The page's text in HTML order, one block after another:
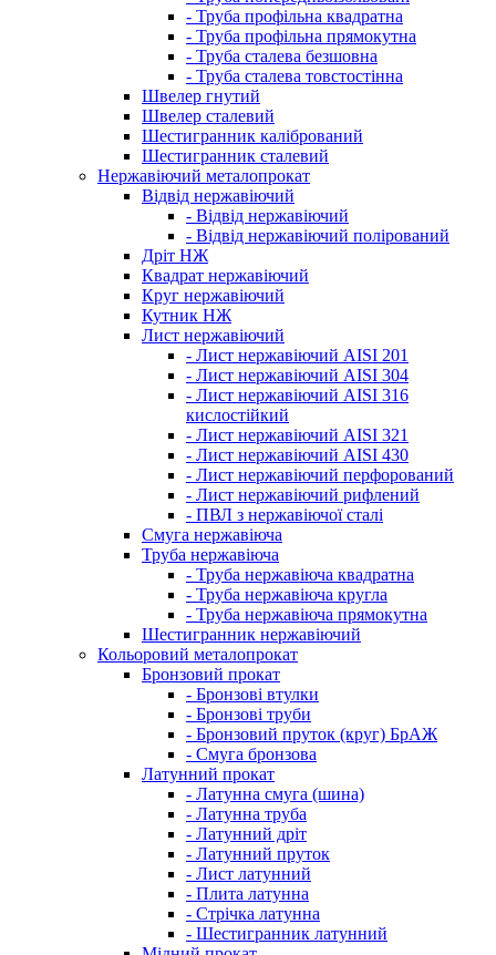
- Труба профільна квадратна
- Труба профільна прямокутна
- Труба сталева безшовна
- Труба сталева товстостінна
Швелер гнутий
Швелер сталевий
Шестигранник калібрований
Шестигранник сталевий
Нержавіючий металопрокат
Відвід нержавіючий
- Відвід нержавіючий
- Відвід нержавіючий полірований
Дріт НЖ
Квадрат нержавіючий
Круг нержавіючий
Кутник НЖ
Лист нержавіючий
- Лист нержавіючий AISI 201
- Лист нержавіючий AISI 304
- Лист нержавіючий AISI 316
кислостійкий
- Лист нержавіючий AISI 321
- Лист нержавіючий AISI 430
- Лист нержавіючий перфорований
- Лист нержавіючий рифлений
- ПВЛ з нержавіючої сталі
Смуга нержавіюча
Труба нержавіюча
- Труба нержавіюча квадратна
- Труба нержавіюча кругла
- Труба нержавіюча прямокутна
Шестигранник нержавіючий
Кольоровий металопрокат
Бронзовий прокат
- Бронзові втулки
- Бронзові труби
- Бронзовий пруток (круг) БрАЖ
- Смуга бронзова
Латунний прокат
- Латунна смуга (шина)
- Латунна труба
- Латунний дріт
- Латунний пруток
- Лист латунний
- Плита латунна
- Стрічка латунна
- Шестигранник латунний